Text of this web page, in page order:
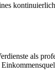
als